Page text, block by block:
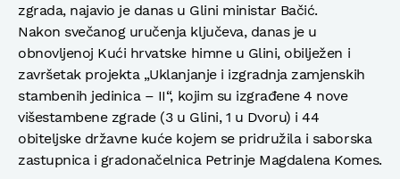
zgrada, najavio je danas u Glini ministar Bačić.
Nakon svečanog uručenja ključeva, danas je u
obnovljenoj Kući hrvatske himne u Glini, obilježen i
završetak projekta „Uklanjanje i izgradnja zamjenskih
stambenih jedinica – II“, kojim su izgrađene 4 nove
višestambene zgrade (3 u Glini, 1 u Dvoru) i 44
obiteljske državne kuće kojem se pridružila i saborska
zastupnica i gradonačelnica Petrinje Magdalena Komes.